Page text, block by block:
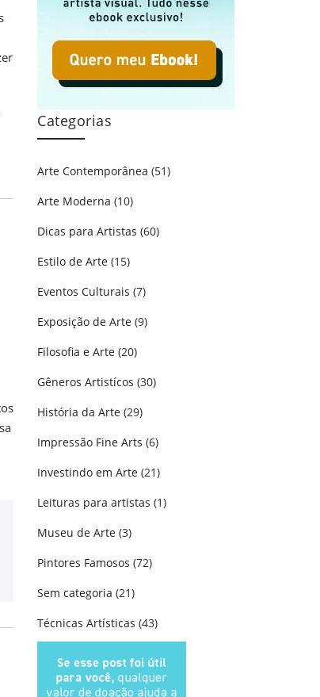
Categorias
Arte Contemporânea (51)
Arte Moderna (10)
Dicas para Artistas (60)
Estilo de Arte (15)
Eventos Culturais (7)
Exposição de Arte (9)
Filosofia e Arte (20)
Gêneros Artistícos (30)
História da Arte (29)
Impressão Fine Arts (6)
Investindo em Arte (21)
Leituras para artistas (1)
Museu de Arte (3)
Pintores Famosos (72)
Sem categoria (21)
Técnicas Artísticas (43)